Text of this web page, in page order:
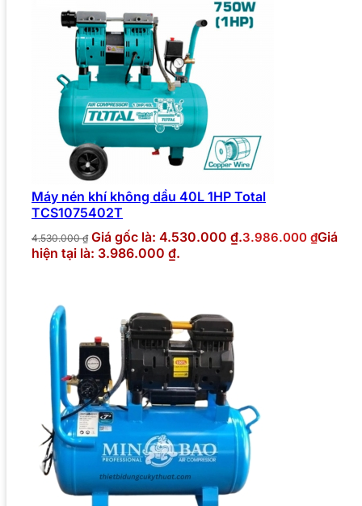
Máy nén khí không dầu 40L 1HP Total
TCS1075402T
4.530.000₫ Giá gốc là: 4.530.000 ₫.3.986.000 ₫Giá
hiện tại là: 3.986.000 ₫.